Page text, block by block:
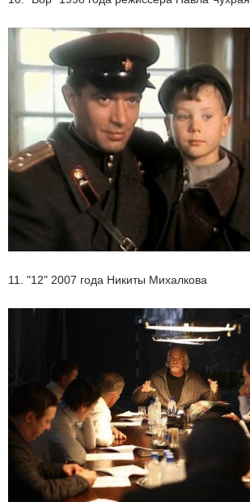
11. "12" 2007 года Никиты Михалкова